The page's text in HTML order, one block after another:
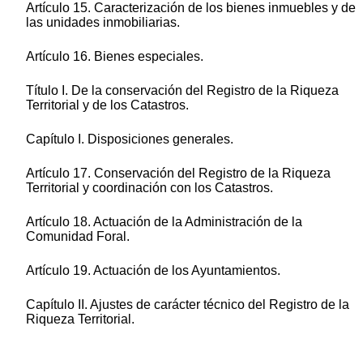
Artículo 15. Caracterización de los bienes inmuebles y de
las unidades inmobiliarias.
Artículo 16. Bienes especiales.
Título I. De la conservación del Registro de la Riqueza
Territorial y de los Catastros.
Capítulo I. Disposiciones generales.
Artículo 17. Conservación del Registro de la Riqueza
Territorial y coordinación con los Catastros.
Artículo 18. Actuación de la Administración de la
Comunidad Foral.
Artículo 19. Actuación de los Ayuntamientos.
Capítulo II. Ajustes de carácter técnico del Registro de la
Riqueza Territorial.